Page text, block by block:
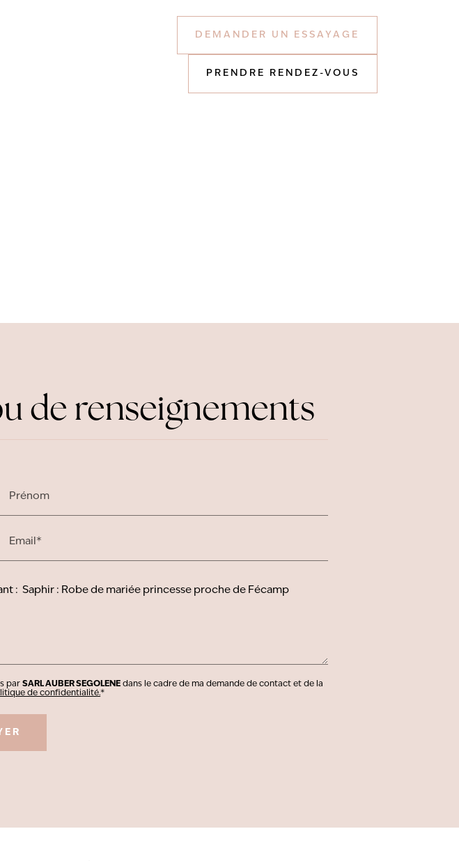
DEMANDER UN ESSAYAGE
PRENDRE RENDEZ-VOUS
de renseignements
Prénom
Email*
parSARL AUBER SEGOLENE dans le cadre de ma demande de contact et de la
de confidentialité.*